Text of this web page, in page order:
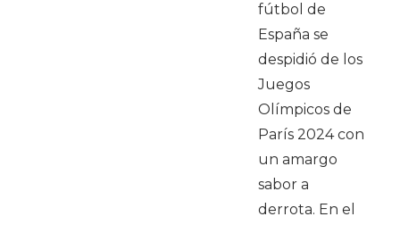
fútbol de
España se
despidió de los
Juegos
Olímpicos de
París 2024 con
un amargo
sabor a
derrota. En el